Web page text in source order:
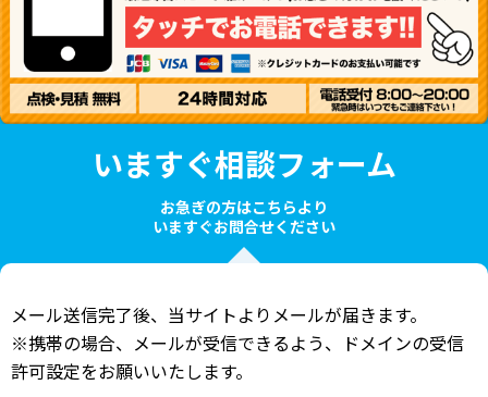
いますぐ相談フォーム
お急ぎの方はこちらより
いますぐお問合せください
メール送信完了後、当サイトよりメールが届きます。
※携帯の場合、メールが受信できるよう、ドメインの受信
許可設定をお願いいたします。